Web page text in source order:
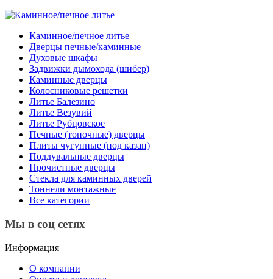
Каминное/печное литье
Дверцы печные/каминные
Духовые шкафы
Задвижки дымохода (шибер)
Каминные дверцы
Колосниковые решетки
Литье Балезино
Литье Везувий
Литье Рубцовское
Печные (топочные) дверцы
Плиты чугунные (под казан)
Поддувальные дверцы
Прочистные дверцы
Стекла для каминных дверей
Тоннели монтажные
Все категории
Мы в соц сетях
Информация
О компании